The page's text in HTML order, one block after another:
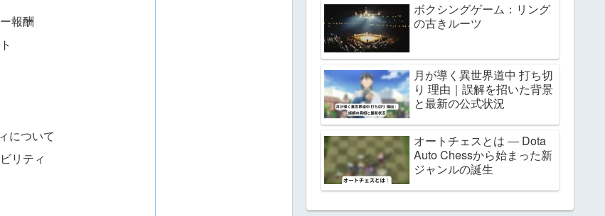
報酬
について
リティ
ボクシングゲーム：リング
の古きルーツ
月が導く異世界道中 打ち切
り 理由｜誤解を招いた背景
と最新の公式状況
オートチェスとは ― Dota
Auto Chessから始まった新
ジャンルの誕生